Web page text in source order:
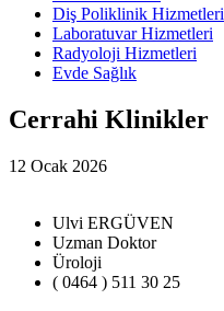
Diş Poliklinik Hizmetleri
Laboratuvar Hizmetleri
Radyoloji Hizmetleri
Evde Sağlık
Cerrahi Klinikler
12 Ocak 2026
Ulvi ERGÜVEN
Uzman Doktor
Üroloji
( 0464 ) 511 30 25